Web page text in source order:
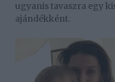
ugyanis tavaszra egy
ajándékként.